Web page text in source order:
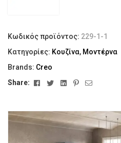
Κωδικός προϊόντος: 229-1-1
Κατηγορίες: Κουζίνα, Μοντέρνα
Brands: Creo
Share:
FacebookTwitterLinkedinPinterest
Email